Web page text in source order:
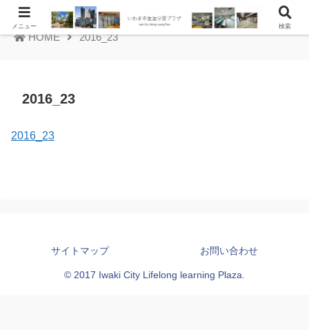
HOME 2016_23
2016_23
2016_23
サイトマップ お問い合わせ
© 2017 Iwaki City Lifelong learning Plaza.
メニュー 検索